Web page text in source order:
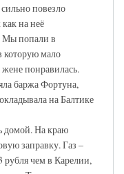
повезло
на неё
Мы попали в
мало
понравилась.
баржа Фортуна,
на Балтике
домой. На краю
заправку. Газ –
рубля чем в Карелии,